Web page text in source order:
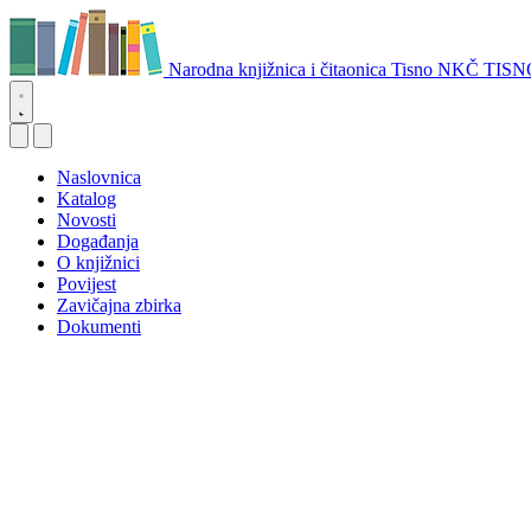
Narodna knjižnica i čitaonica Tisno NKČ
Naslovnica
Katalog
Novosti
Događanja
O knjižnici
Povijest
Zavičajna zbirka
Dokumenti